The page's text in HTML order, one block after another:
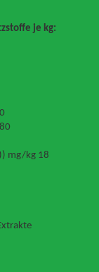
je kg:
mg/kg 18